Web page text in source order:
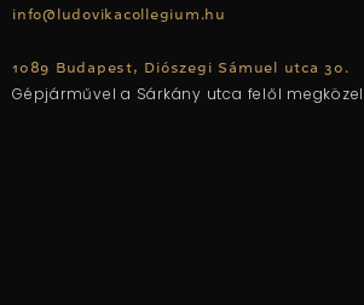
info@ludovikacollegium.hu
1089 Budapest, Diószegi Sámuel utca 30.
Gépjárművel a Sárkány utca felől